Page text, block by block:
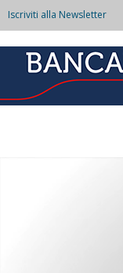
Iscriviti alla Newsletter